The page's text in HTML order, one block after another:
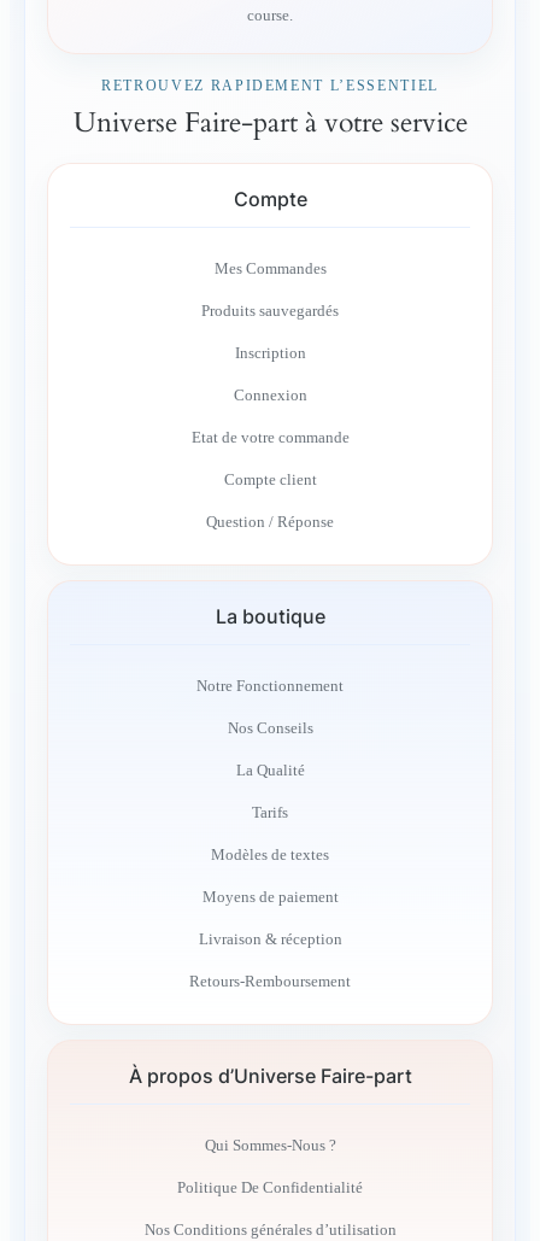
course.
RETROUVEZ RAPIDEMENT L’ESSENTIEL
Universe Faire-part à votre service
Compte
Mes Commandes
Produits sauvegardés
Inscription
Connexion
Etat de votre commande
Compte client
Question / Réponse
La boutique
Notre Fonctionnement
Nos Conseils
La Qualité
Tarifs
Modèles de textes
Moyens de paiement
Livraison & réception
Retours-Remboursement
À propos d’Universe Faire-part
Qui Sommes-Nous ?
Politique De Confidentialité
Nos Conditions générales d’utilisation